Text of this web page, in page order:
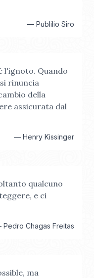
— Publilio Siro
l'ignoto. Quando
rinuncia
della
assicurata dal
— Henry Kissinger
qualcuno
e ci
Pedro Chagas Freitas
ma